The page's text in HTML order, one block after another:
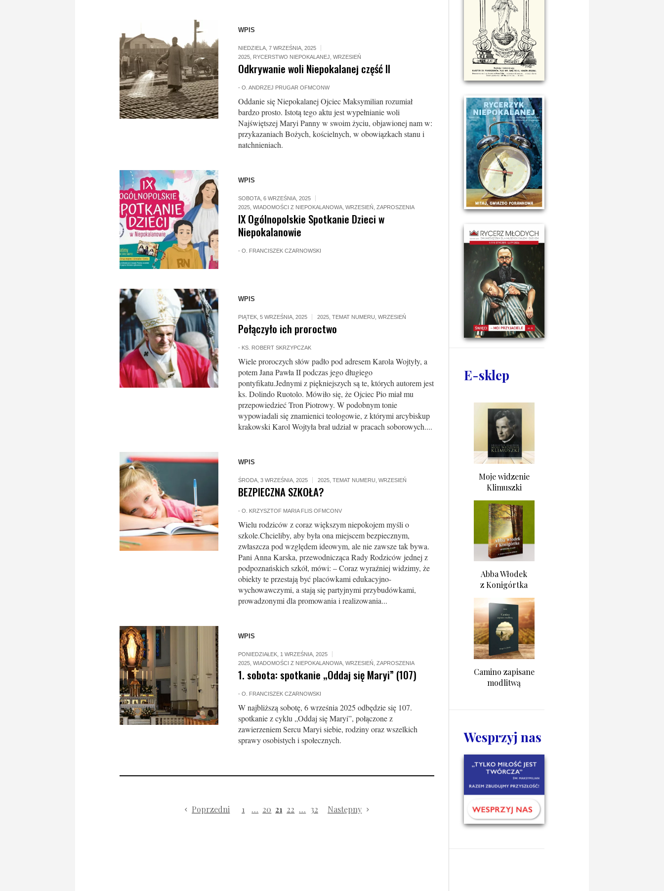
WPIS
NIEDZIELA, 7 WRZEŚNIA, 2025
2025, RYCERSTWO NIEPOKALANEJ WRZESIEŃ
Odkrywanie woli Niepokalanej część II
- O. ANDRZEJ PRUGAR OFMCONW
Oddanie się Niepokalanej Ojciec Maksymilian rozumiał
bardzo prosto. Istotą tego aktu jest wypełnianie woli
Najświętszej Maryi Panny w swoim życiu, objawionej nam w:
przykazaniach Bożych, kościelnych, w obowiązkach stanu i
natchnieniach.
WPIS
SOBOTA, 6 WRZEŚNIA, 2025
2025, WIADOMOŚCI Z NIEPOKALANOWA, WRZESIEŃ ZAPROSZENIA
IX Ogólnopolskie Spotkanie Dzieci w
Niepokalanowie
- O. FRANCISZEK CZARNOWSKI
WPIS
PIĄTEK, 5 WRZEŚNIA, 2025 2025, TEMAT NUMERU WRZESIEŃ
Połączyło ich proroctwo
- KS. ROBERT SKRZYPCZAK
Wiele proroczych słów padło pod adresem Karola Wojtyły, a
potem Jana Pawła II podczas jego długiego
pontyfikatu.Jednymi z piękniejszych są te, których autorem jest
ks. Dolindo Ruotolo. Mówiło się, że Ojciec Pio miał mu
przepowiedzieć Tron Piotrowy. W podobnym tonie
wypowiadali się znamienici teologowie, z którymi arcybiskup
krakowski Karol Wojtyła brał udział w pracach soborowych....
WPIS
ŚRODA, 3 WRZEŚNIA, 2025 2025, TEMAT NUMERU WRZESIEŃ
BEZPIECZNA SZKOŁA?
- O. KRZYSZTOF MARIA FLIS OFMCONV
Wielu rodziców z coraz większym niepokojem myśli o
szkole.Chcieliby, aby była ona miejscem bezpiecznym,
zwłaszcza pod względem ideowym, ale nie zawsze tak bywa.
Pani Anna Karska, przewodnicząca Rady Rodziców jednej z
podpoznańskich szkół, mówi: – Coraz wyraźniej widzimy, że
obiekty te przestają być placówkami edukacyjno-
wychowawczymi, a stają się partyjnymi przybudówkami,
prowadzonymi dla promowania i realizowania...
WPIS
PONIEDZIAŁEK, 1 WRZEŚNIA, 2025
2025, WIADOMOŚCI Z NIEPOKALANOWA, WRZESIEŃ ZAPROSZENIA
1. sobota: spotkanie „Oddaj się Maryi” (107)
- O. FRANCISZEK CZARNOWSKI
W najbliższą sobotę, 6 września 2025 odbędzie się 107.
spotkanie z cyklu „Oddaj się Maryi”, połączone z
zawierzeniem Sercu Maryi siebie, rodziny oraz wszelkich
sprawy osobistych i społecznych.
Poprzedni 1 … 20 21 22 … 32 Następny
E-sklep
Moje widzenie
Klimuszki
Abba Włodek
z Konigórtka
Camino zapisane
modlitwą
Wesprzyj nas